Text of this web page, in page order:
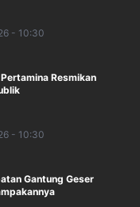
- 10:30
Resmikan
- 10:30
Gantung Geser